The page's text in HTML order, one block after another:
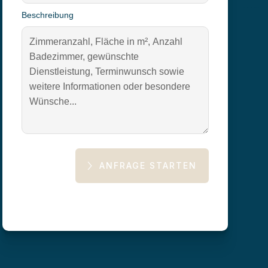
Beschreibung
ANFRAGE STARTEN